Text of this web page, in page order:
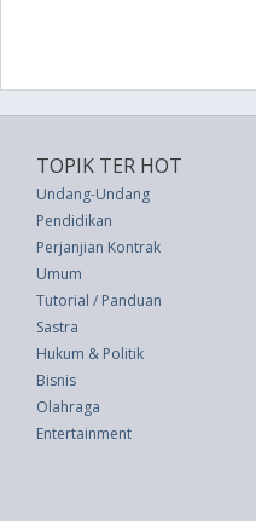
TOPIK TER HOT
Undang-Undang
Pendidikan
Perjanjian Kontrak
Umum
Tutorial / Panduan
Sastra
Hukum & Politik
Bisnis
Olahraga
Entertainment